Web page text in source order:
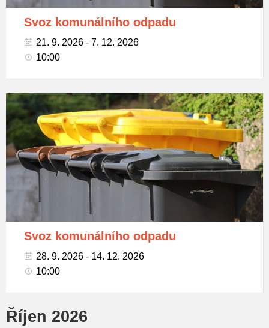
Svoz komunálního odpadu
21. 9. 2026 - 7. 12. 2026
10:00
Popelnice
na
tříděný
odpad
Svoz komunálního odpadu
28. 9. 2026 - 14. 12. 2026
10:00
Říjen 2026